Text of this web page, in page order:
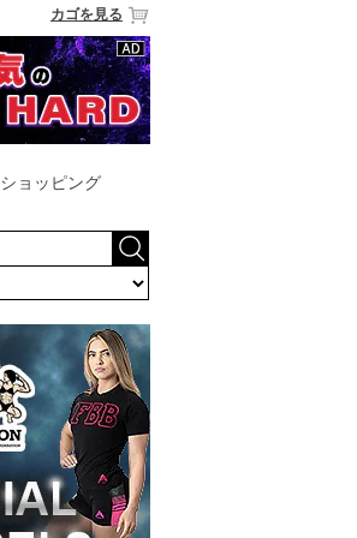
カゴを見る
ショッピング